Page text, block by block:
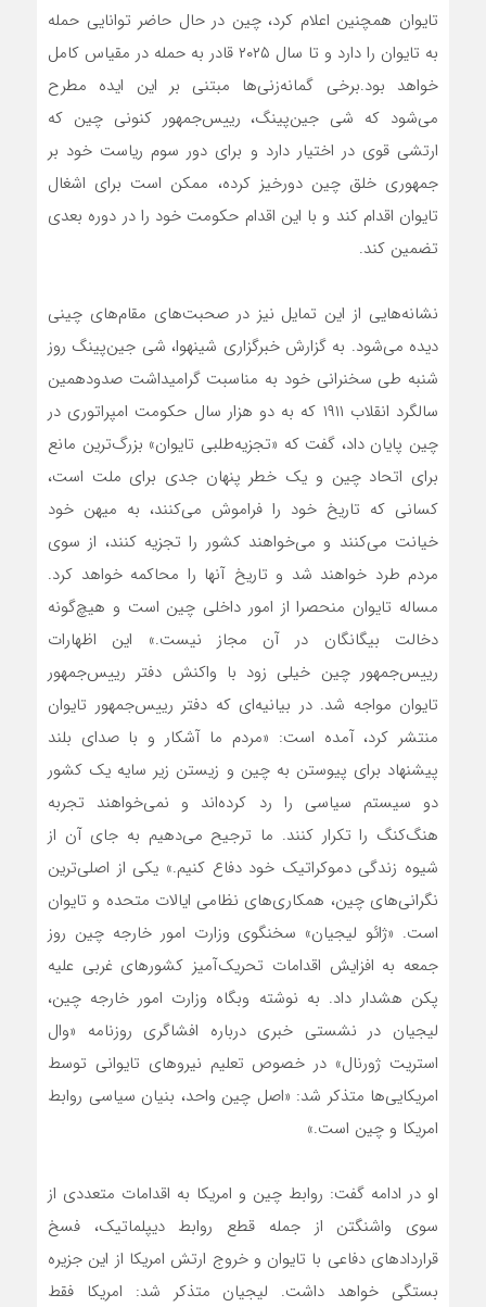
تایوان همچنین اعلام کرد، چین در حال حاضر توانایی حمله
به تایوان را دارد و تا سال ۲۰۲۵ قادر به حمله در مقیاس کامل
خواهد بود.برخی گمانه‌زنی‌ها مبتنی بر این ایده مطرح
می‌شود که شی‌ جین‌پینگ، رییس‌جمهور کنونی چین که
ارتشی قوی در اختیار دارد و برای دور سوم ریاست خود بر
جمهوری خلق چین دورخیز کرده، ممکن است برای اشغال
تایوان اقدام کند و با این اقدام حکومت خود را در دوره بعدی
تضمین کند.
نشانه‌هایی از این تمایل نیز در صحبت‌های مقام‌های چینی
دیده می‌شود. به گزارش خبرگزاری شینهوا، شی جین‌پینگ روز
شنبه طی سخنرانی خود به مناسبت گرامیداشت صدودهمین
سالگرد انقلاب ۱۹۱۱ که به دو هزار سال حکومت امپراتوری در
چین پایان داد، گفت که «تجزیه‌طلبی تایوان» بزرگ‌ترین مانع
برای اتحاد چین و یک خطر پنهان جدی برای ملت است،
کسانی که تاریخ خود را فراموش می‌کنند، به میهن خود
خیانت می‌کنند و می‌خواهند کشور را تجزیه کنند، از سوی
مردم طرد خواهند شد و تاریخ آنها را محاکمه خواهد کرد.
مساله تایوان منحصرا از امور داخلی چین است و هیچ‌گونه
دخالت بیگانگان در آن مجاز نیست.» این اظهارات
رییس‌جمهور چین خیلی زود با واکنش دفتر رییس‌جمهور
تایوان مواجه شد. در بیانیه‌ای که دفتر رییس‌جمهور تایوان
منتشر کرد، آمده است: «مردم ما آشکار و با صدای بلند
پیشنهاد برای پیوستن به چین و زیستن زیر سایه یک کشور
دو سیستم سیاسی را رد کرده‌اند و نمی‌خواهند تجربه
هنگ‌کنگ را تکرار کنند. ما ترجیح می‌دهیم به جای آن از
شیوه زندگی دموکراتیک خود دفاع کنیم.» یکی از اصلی‌ترین
نگرانی‌های چین، همکاری‌های نظامی ایالات متحده و تایوان
است. «ژائو لیجیان» سخنگوی وزارت امور خارجه چین روز
جمعه به افزایش اقدامات تحریک‌آمیز کشورهای غربی علیه
پکن هشدار داد. به نوشته وبگاه وزارت امور خارجه چین،
لیجیان در نشستی خبری درباره افشاگری روزنامه «وال
استریت ژورنال» در خصوص تعلیم نیروهای تایوانی توسط
امریکایی‌ها متذکر شد: «اصل چین واحد، بنیان سیاسی روابط
امریکا و چین است.»
او در ادامه گفت: روابط چین و امریکا به اقدامات متعددی از
سوی واشنگتن از جمله قطع روابط دیپلماتیک، فسخ
قراردادهای دفاعی با تایوان و خروج ارتش امریکا از این جزیره
بستگی خواهد داشت. لیجیان متذکر شد: امریکا فقط